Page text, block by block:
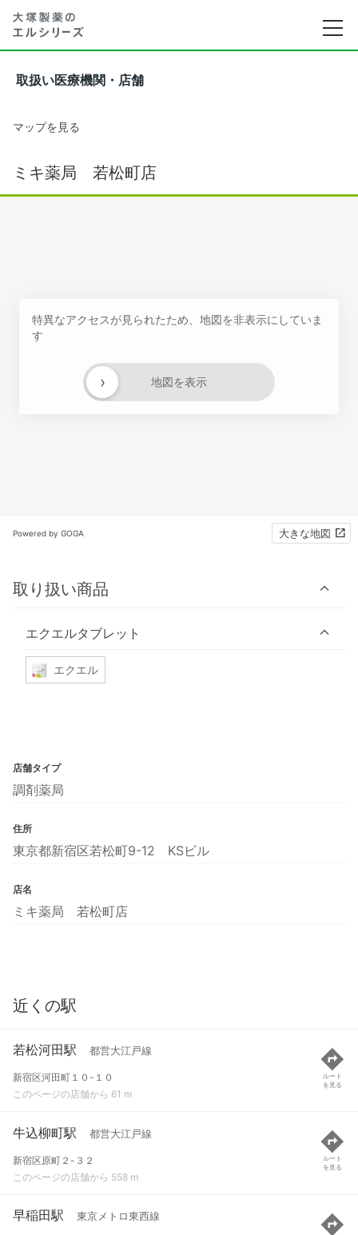
取扱い医療機関・店舗
マップを見る
ミキ薬局 若松町店
特異なアクセスが見られたため、地図を非表示にしていま
す
地図を表示
›
Powered by GOGA 大きな地図
取り扱い商品
エクエルタブレット
エクエル
店舗タイプ
調剤薬局
住所
東京都新宿区若松町9-12 KSビル
店名
ミキ薬局 若松町店
近くの駅
若松河田駅 都営大江戸線
新宿区河田町１０-１０
このページの店舗から 61 m
ルート
を見る
牛込柳町駅 都営大江戸線
新宿区原町２-３２
このページの店舗から 558 m
ルート
を見る
早稲田駅 東京メトロ東西線